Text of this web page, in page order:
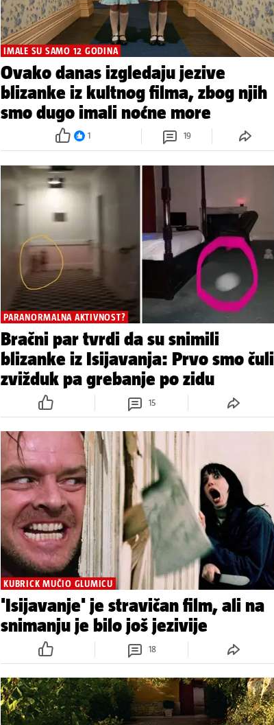
IMALE SU SAMO 12 GODINA
Ovako danas izgledaju jezive
blizanke iz kultnog filma, zbog njih
smo dugo imali noćne more
1 19
PARANORMALNA AKTIVNOST?
Bračni par tvrdi da su snimili
blizanke iz Isijavanja: Prvo smo čuli
zvižduk pa grebanje po zidu
15
KUBRICK MUČIO GLUMICU
'Isijavanje' je stravičan film, ali na
snimanju je bilo još jezivije
18